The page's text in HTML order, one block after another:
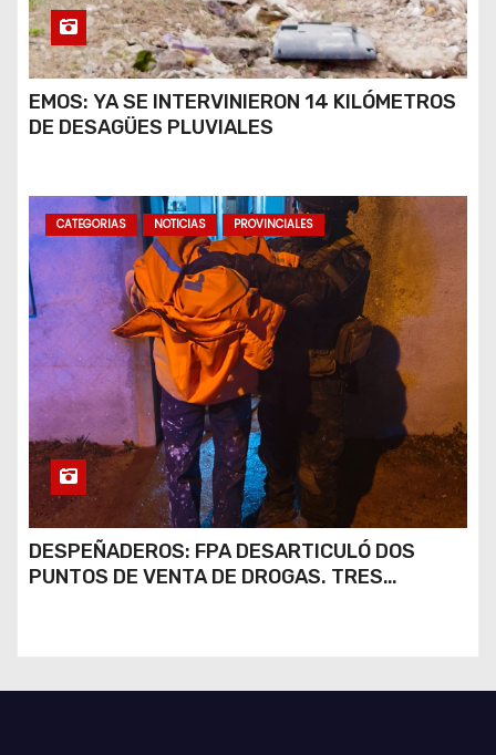
EMOS: YA SE INTERVINIERON 14 KILÓMETROS
DE DESAGÜES PLUVIALES
CATEGORIAS NOTICIAS PROVINCIALES
DESPEÑADEROS: FPA DESARTICULÓ DOS
PUNTOS DE VENTA DE DROGAS. TRES